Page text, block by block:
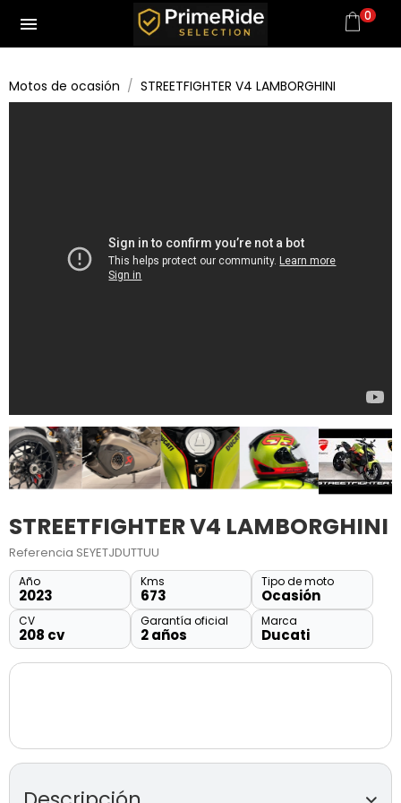
menu 0
Motos de ocasión STREETFIGHTER V4 LAMBORGHINI
STREETFIGHTER V4 LAMBORGHINI
Referencia SEYETJDUTTUU
Año
2023
Kms
673
Tipo de moto
Ocasión
CV
208 cv
Garantía oficial
2 años
Marca
Ducati